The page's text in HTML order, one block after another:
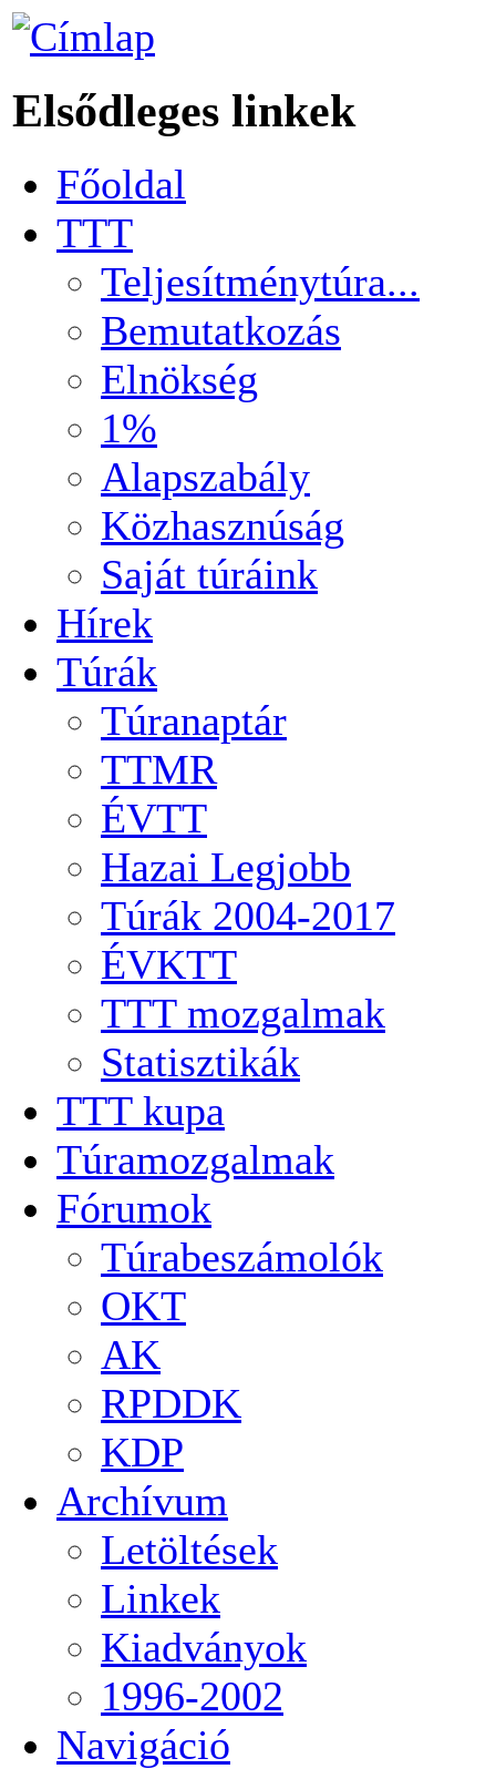
Elsődleges linkek
Főoldal
TTT
Teljesítménytúra...
Bemutatkozás
Elnökség
1%
Alapszabály
Közhasznúság
Saját túráink
Hírek
Túrák
Túranaptár
TTMR
ÉVTT
Hazai Legjobb
Túrák 2004-2017
ÉVKTT
TTT mozgalmak
Statisztikák
TTT kupa
Túramozgalmak
Fórumok
Túrabeszámolók
OKT
AK
RPDDK
KDP
Archívum
Letöltések
Linkek
Kiadványok
1996-2002
Navigáció